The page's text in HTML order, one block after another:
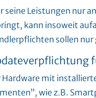
seine Leistungen nur
kann insoweit
sollen
Hardware mit
wie z.B.